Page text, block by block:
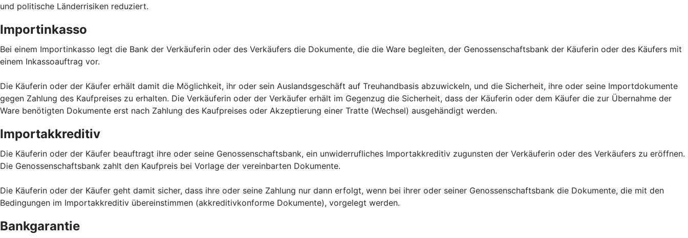
und politische Länderrisiken reduziert.
Importinkasso
Bei einem Importinkasso legt die Bank der Verkäuferin oder des Verkäufers die Dokumente, die die Ware begleiten, der Genossenschaftsbank der Käuferin oder des Käufers mit
einem Inkassoauftrag vor.
Die Käuferin oder der Käufer erhält damit die Möglichkeit, ihr oder sein Auslandsgeschäft auf Treuhandbasis abzuwickeln, und die Sicherheit, ihre oder seine Importdokumente
gegen Zahlung des Kaufpreises zu erhalten. Die Verkäuferin oder der Verkäufer erhält im Gegenzug die Sicherheit, dass der Käuferin oder dem Käufer die zur Übernahme der
Ware benötigten Dokumente erst nach Zahlung des Kaufpreises oder Akzeptierung einer Tratte (Wechsel) ausgehändigt werden.
Importakkreditiv
Die Käuferin oder der Käufer beauftragt ihre oder seine Genossenschaftsbank, ein unwiderrufliches Importakkreditiv zugunsten der Verkäuferin oder des Verkäufers zu eröffnen.
Die Genossenschaftsbank zahlt den Kaufpreis bei Vorlage der vereinbarten Dokumente.
Die Käuferin oder der Käufer geht damit sicher, dass ihre oder seine Zahlung nur dann erfolgt, wenn bei ihrer oder seiner Genossenschaftsbank die Dokumente, die mit den
Bedingungen im Importakkreditiv übereinstimmen (akkreditivkonforme Dokumente), vorgelegt werden.
Bankgarantie